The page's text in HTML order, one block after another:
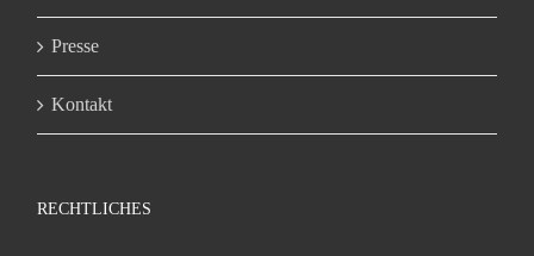
Presse
Kontakt
RECHTLICHES